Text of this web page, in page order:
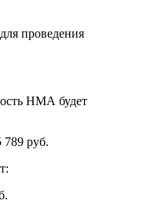
проведения
НМА будет
789 руб.